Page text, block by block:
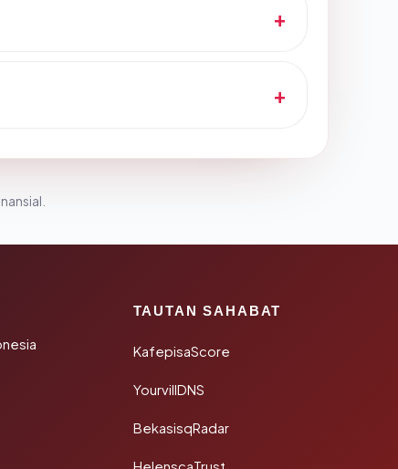
TAUTAN SAHABAT
KafepisaScore
YourvillDNS
BekasisqRadar